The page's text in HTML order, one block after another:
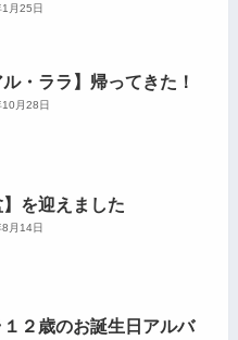
月25日
ル・ララ】帰ってきた！
月28日
】を迎えました
月14日
１２歳のお誕生日アルバ